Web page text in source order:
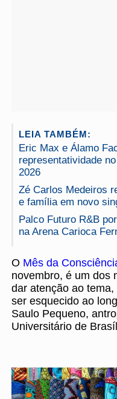
LEIA TAMBÉM:
Eric Max e Álamo
representatividade
2026
Zé Carlos Medeiros
e família em novo
Palco Futuro R&B
na Arena Carioca
O Mês da
novembro, é um dos
dar atenção ao
ser esquecido ao
Saulo Pequeno,
Universitário de